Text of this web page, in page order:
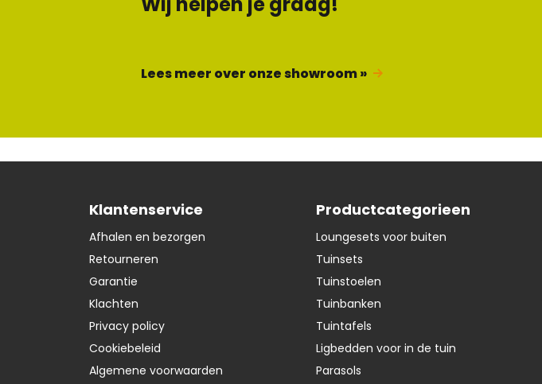
Lees meer over onze showroom »
Klantenservice
Afhalen en bezorgen
Retourneren
Garantie
Klachten
Privacy policy
Cookiebeleid
Algemene voorwaarden
Productcategorieen
Loungesets voor buiten
Tuinsets
Tuinstoelen
Tuinbanken
Tuintafels
Ligbedden voor in de tuin
Parasols